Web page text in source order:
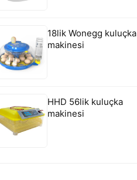
18lik Wonegg kuluçka
makinesi
HHD 56lik kuluçka
makinesi